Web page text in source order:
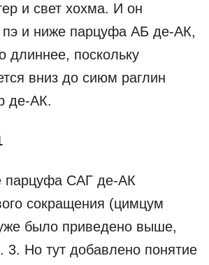
и свет хохма. И он
пэ и ниже парцуфа АБ де-­АК,
длиннее, поскольку
вниз до сиюм раглин
де-­АК.
парцуфа САГ де-­АК
сокращения (цимцум
было приведено выше,
3. Но тут добавлено понятие